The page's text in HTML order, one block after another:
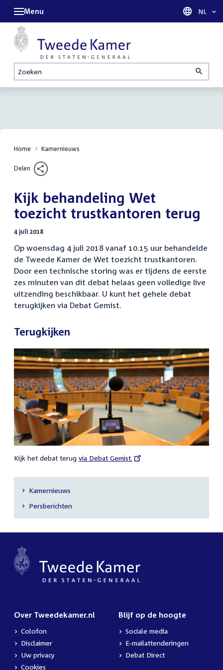
Zoeken
Menu Taal
NL
Home Kamernieuws
Delen
Kijk behandeling Wet
toezicht trustkantoren terug
4 juli 2018
Op woensdag 4 juli 2018 vanaf 10.15 uur behandelde
de Tweede Kamer de Wet toezicht trustkantoren.
Door een technische storing was er tijdens de eerste
zes minuten van dit debat helaas geen volledige live
uitzending beschikbaar. U kunt het gehele debat
terugkijken via Debat Gemist.
Terugkijken
Kijk het debat terug External
via Debat Gemist.
Secundaire
navigatie
Kamernieuws
Persberichten
Over Tweedekamer.nl
Colofon
Disclaimer
Uw privacy
Cookies
Blijf op de hoogte
Sociale media
E-mailattenderingen
Debat Direct